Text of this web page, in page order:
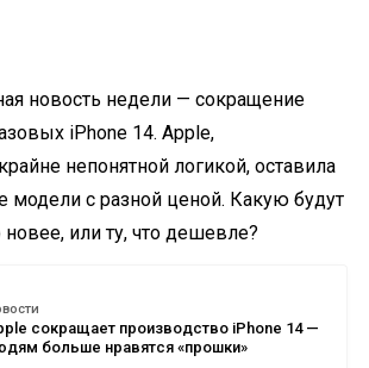
новость недели — сокращение
iPhone 14. Apple,
непонятной логикой, оставила
модели с разной ценой. Какую будут
новее, или ту, что дешевле?
сокращает производство iPhone 14 —
больше нравятся «прошки»